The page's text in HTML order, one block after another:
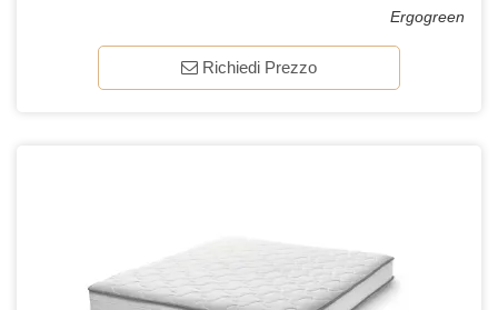
Ergogreen
Richiedi Prezzo